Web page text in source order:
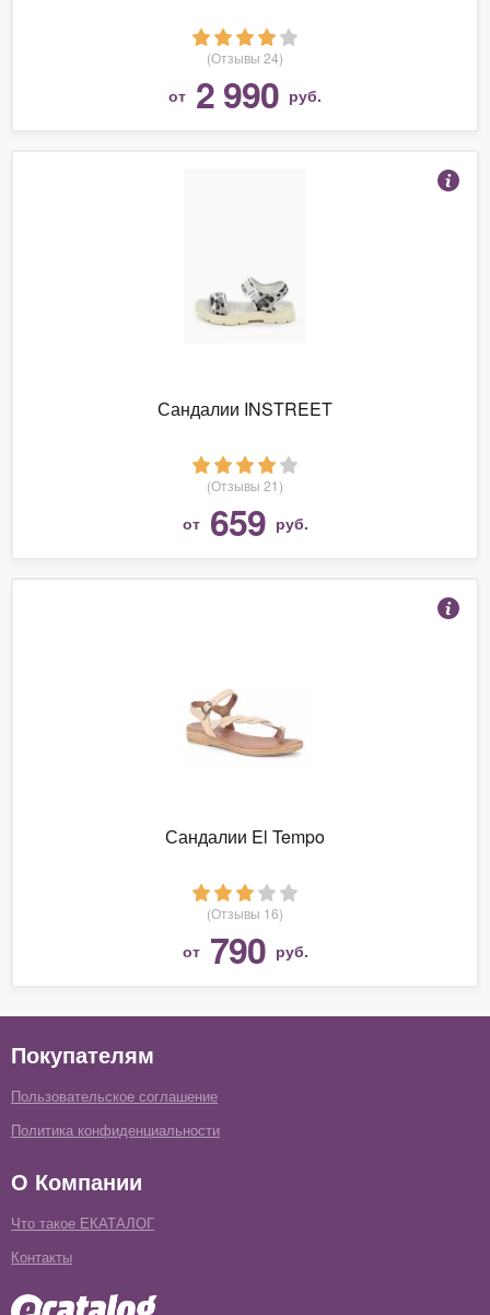
(Отзывы 24)
от 2 990 руб.
Сандалии INSTREET
(Отзывы 21)
от 659 руб.
Сандалии El Tempo
(Отзывы 16)
от 790 руб.
Покупателям
Пользовательское соглашение
Политика конфиденциальности
О Компании
Что такое ЕКАТАЛОГ
Контакты